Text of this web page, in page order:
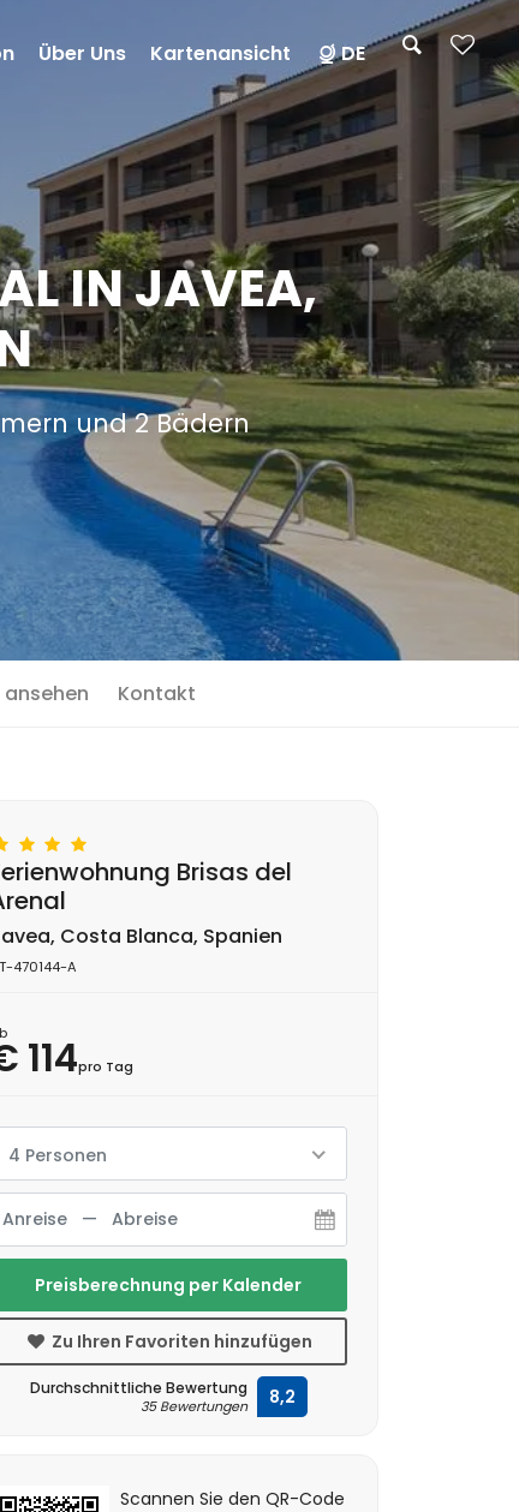
IN JAVEA,
und 2 Bädern
Kontakt
Brisas del
Costa Blanca, Spanien
470144-A
114pro Tag
4 Personen
Preisberechnung per Kalender
Zu Ihren Favoriten hinzufügen
Durchschnittliche Bewertung
35 Bewertungen 8,2
Scannen Sie den QR-Code
Über Uns Kartenansicht DE